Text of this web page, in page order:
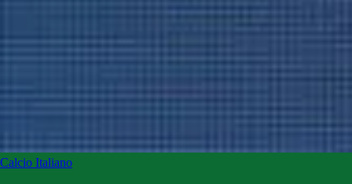
Calcio Italiano